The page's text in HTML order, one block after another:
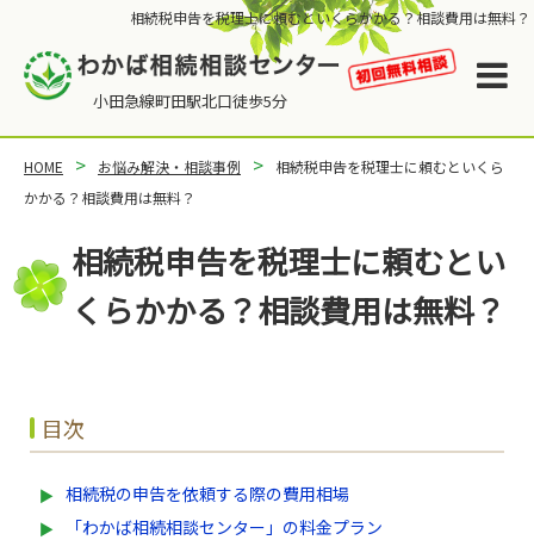
相続税申告を税理士に頼むといくらかかる？相談費用は無料？
HOME お悩み解決・相談事例
相続税申告を税理士に頼むといくら
かかる？相談費用は無料？
相続税申告を税理士に頼むとい
くらかかる？相談費用は無料？
目次
相続税の申告を依頼する際の費用相場
「わかば相続相談センター」の料金プラン